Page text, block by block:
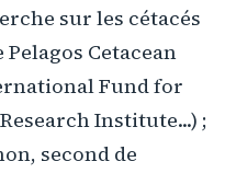
sur les cétacés
Cetacean
Fund for
Institute...) ;
second de